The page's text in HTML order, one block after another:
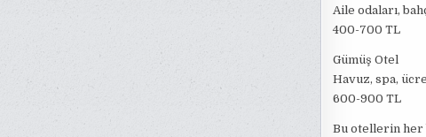
Aile odaları,
400-700 TL
Gümüş Otel
Havuz, spa,
600-900 TL
Bu otellerin